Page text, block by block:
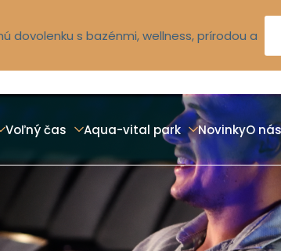
dovolenku s bazénmi, wellness, prírodou a
Voľný čas Aqua-vital park NovinkyO nás